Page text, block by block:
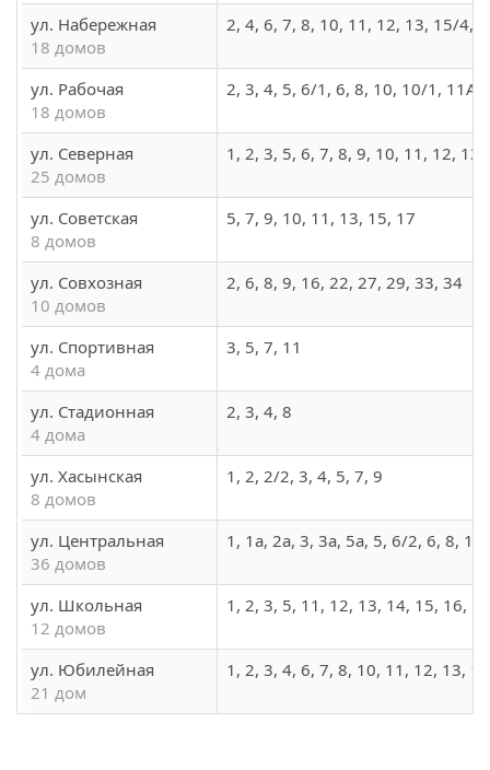
ул. Набережная
18 домов
2, 4, 6, 7, 8, 10, 11, 12, 13, 15/4,
ул. Рабочая
18 домов
2, 3, 4, 5, 6/1, 6, 8, 10, 10/1,
ул. Северная
25 домов
1, 2, 3, 5, 6, 7, 8, 9, 10, 11, 12,
ул. Советская
8 домов
5, 7, 9, 10, 11, 13, 15, 17
ул. Совхозная
10 домов
2, 6, 8, 9, 16, 22, 27, 29, 33, 34
ул. Спортивная
4 дома
3, 5, 7, 11
ул. Стадионная
4 дома
2, 3, 4, 8
ул. Хасынская
8 домов
1, 2, 2/2, 3, 4, 5, 7, 9
ул. Центральная
36 домов
1, 1а, 2а, 3, 3а, 5а, 5, 6/2, 6, 8,
ул. Школьная
12 домов
1, 2, 3, 5, 11, 12, 13, 14, 15, 16,
ул. Юбилейная
21 дом
1, 2, 3, 4, 6, 7, 8, 10, 11, 12, 13,